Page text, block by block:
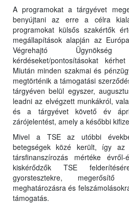
A programokat a tárgyévet
benyújtani az erre a célra
programokat külsős szakértők
megállapítások alapján az
Végrehajtó
kérdéseket/pontosításokat
Miután minden szakmai és
megtörténik a támogatási
tárgyéven belül egyszer,
leadni az elvégzett munkákról,
és a tárgyévet követő év
zárójelentést, amely a későbbi
Mivel a TSE az utóbbi
betegségek közé került, így az
társfinanszírozás mértéke
kiskérődzők TSE
gyorstesztekre, megerősítő
meghatározásra és
támogatás.